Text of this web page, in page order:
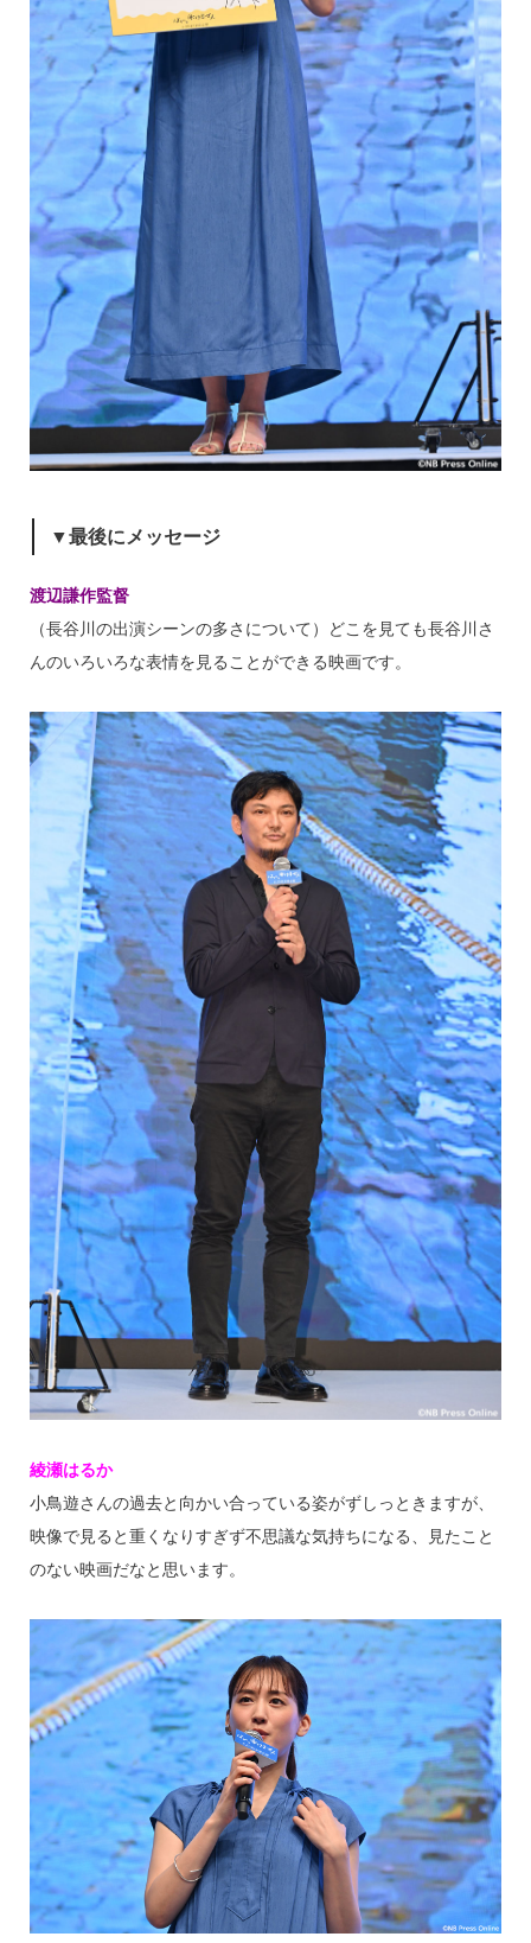
▼最後にメッセージ
渡辺謙作監督
（長谷川の出演シーンの多さについて）どこを見ても長谷川さ
んのいろいろな表情を見ることができる映画です。
綾瀬はるか
小鳥遊さんの過去と向かい合っている姿がずしっときますが、
映像で見ると重くなりすぎず不思議な気持ちになる、見たこと
のない映画だなと思います。